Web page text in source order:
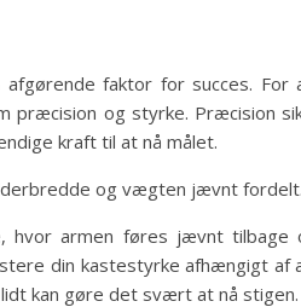
faktor for succes. For
præcision og styrke. Præcision
kraft til at nå målet.
og vægten jævnt fordelt.
hvor armen føres jævnt tilbage
din kastestyrke afhængigt af
kan gøre det svært at nå stigen.